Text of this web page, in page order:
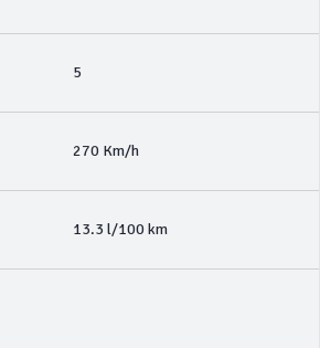
5
270 Km/h
13.3 l/100 km